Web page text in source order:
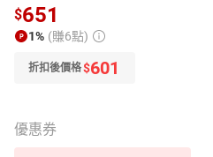
$651
1% (賺6點)
折扣後價格$601
優惠券